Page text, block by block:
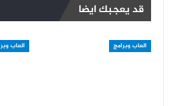
قد يعجبك ايضا
العاب وبرامج العاب